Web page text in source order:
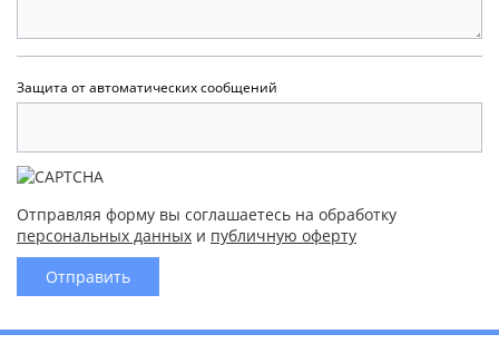
Защита от автоматических сообщений
Отправляя форму вы соглашаетесь на обработку
персональных данных и публичную оферту